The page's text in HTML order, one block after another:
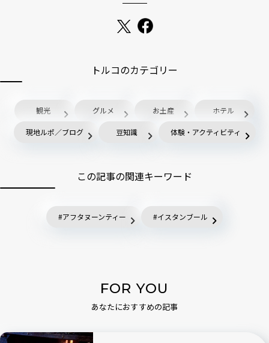
トルコのカテゴリー
観光 グルメ お土産 ホテル
現地ルポ／ブログ 豆知識 体験・アクティビティ
この記事の関連キーワード
アフタヌーンティー イスタンブール
FOR YOU
あなたにおすすめの記事